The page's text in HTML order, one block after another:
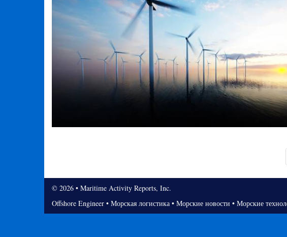
© 2026 • Maritime Activity Reports, Inc.
Offshore Engineer • Морская логистика • Морские новости • Морские